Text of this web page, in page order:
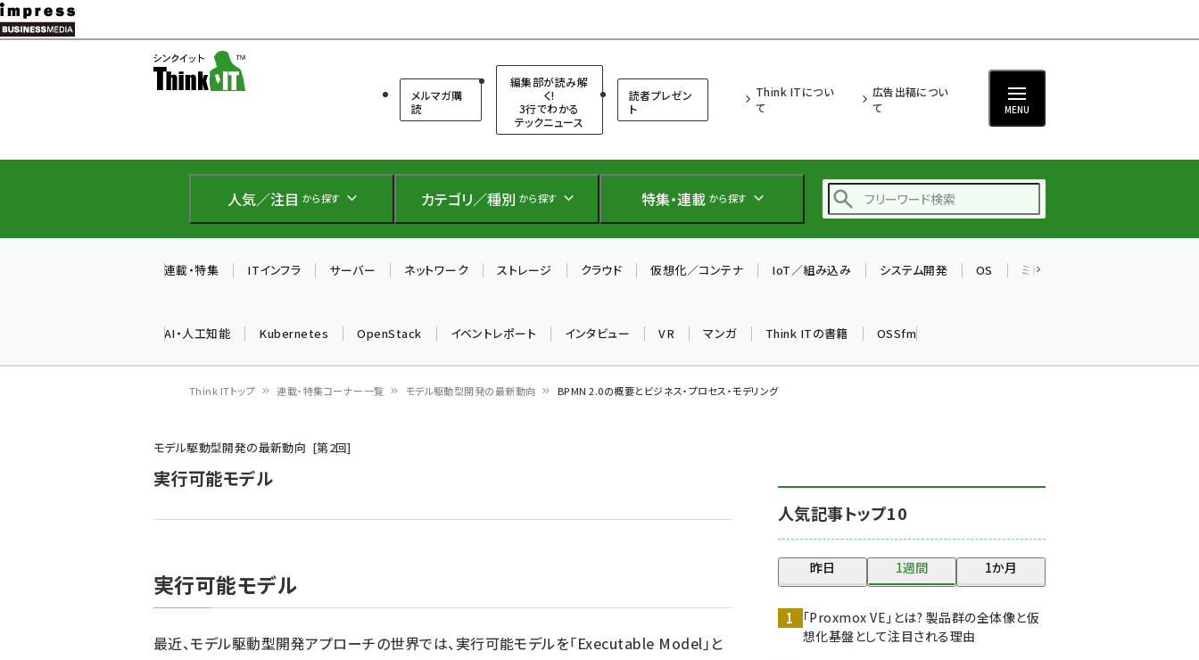
メ
イ
テ
に
メルマガ購
読
編集部が読み解
く!
3行でわかる
テックニュース
読者プレゼン
ト
Think ITについ
て
広告出稿につい
て
MENU
人気／注目 から探す カテゴリ／種別 から探す 特集・連載 から探す
仲間と築いた勝利の絆～
drupal (1947)
genai (1477)
abc123 (1352)
連載・特集 ITインフラ サーバー ネットワーク ストレージ クラウド 仮想化／コンテナ IoT／組み込み システム開発 OS ミドルウェア
AI・人工知能 Kubernetes OpenStack イベントレポート インタビュー VR マンガ Think ITの書籍 OSSfm
ン
く
ず
Think ITトップ 連載・特集コーナー一覧 モデル駆動型開発の最新動向 BPMN 2.0の概要とビジネス・プロセス・モデリング
モデル駆動型開発の最新動向 第2回
実行可能モデル
実行可能モデル
最近、モデル駆動型開発アプローチの世界では、実行可能モデルを「Executable Model」と
人気記事トップ10
昨日 1週間 1か月
「Proxmox VE」とは? 製品群の全体像と仮
想化基盤として注目される理由